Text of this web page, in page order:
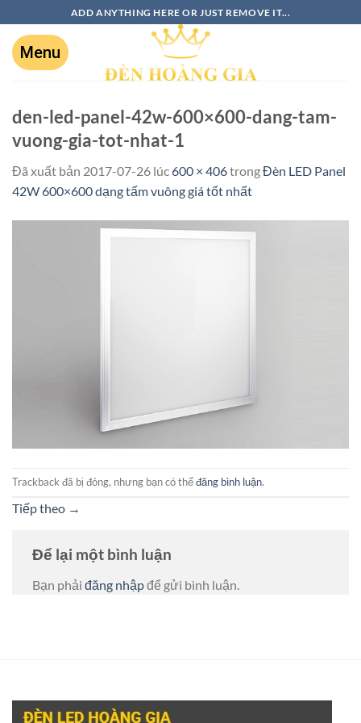
ADD ANYTHING HERE OR JUST REMOVE IT...
den-led-panel-42w-600×600-dang-tam-
vuong-gia-tot-nhat-1
Đã xuất bản 2017-07-26 lúc600 × 406trongĐèn LED Panel
42W 600×600 dạng tấm vuông giá tốt nhất
Trackback đã bị đóng, nhưng bạn có thểđăng bình luận.
Tiếp theo →
Để lại một bình luận
Bạn phải đăng nhậpđể gửi bình luận.